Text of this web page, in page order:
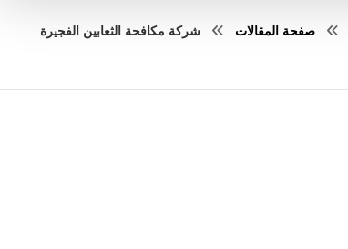
صفحة المقالات شركة مكافحة الثعابين الفجيرة